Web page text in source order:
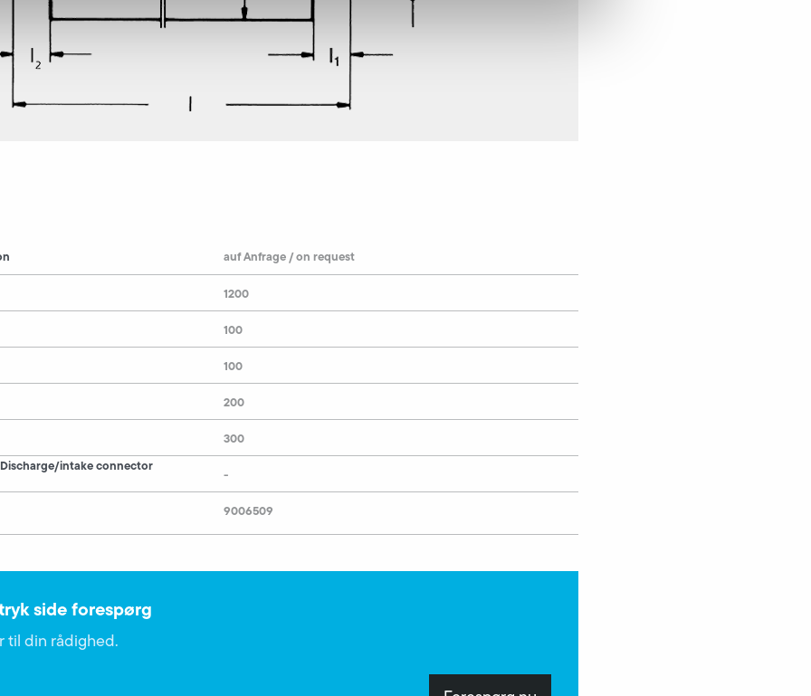
intake connector
auf Anfrage / on request
1200
100
100
200
300
-
9006509
side forespørg
til din rådighed.